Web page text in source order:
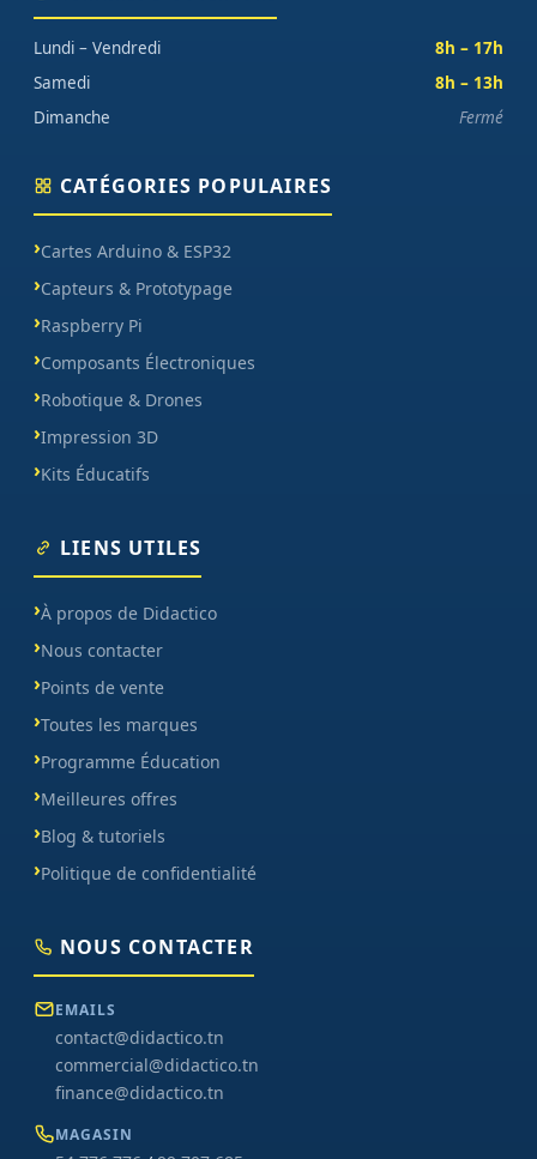
Lundi – Vendredi
8h – 17h
Samedi
8h – 13h
Dimanche
Fermé
CATÉGORIES POPULAIRES
Cartes Arduino & ESP32
Capteurs & Prototypage
Raspberry Pi
Composants Électroniques
Robotique & Drones
Impression 3D
Kits Éducatifs
LIENS UTILES
À propos de Didactico
Nous contacter
Points de vente
Toutes les marques
Programme Éducation
Meilleures offres
Blog & tutoriels
Politique de confidentialité
NOUS CONTACTER
EMAILS
contact@didactico.tn
commercial@didactico.tn
finance@didactico.tn
MAGASIN